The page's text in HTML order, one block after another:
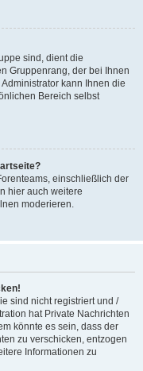
sind, dient die
Gruppenrang, der bei Ihnen
kann Ihnen die
Bereich selbst
einschließlich der
hier auch weitere
moderieren.
sind nicht registriert und /
hat Private Nachrichten
könnte es sein, dass der
zu verschicken, entzogen
Informationen zu